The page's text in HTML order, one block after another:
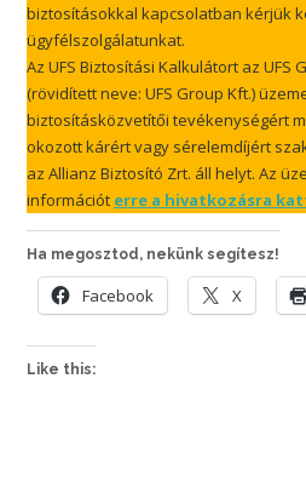
biztosításokkal kapcsolatban kérjük
ügyfélszolgálatunkat.
Az UFS Biztosítási Kalkulátort az UFS
(rövidített neve: UFS Group Kft.)
biztosításközvetítői tevékenységért
okozott kárért vagy sérelemdíjért
az Allianz Biztosító Zrt. áll helyt. Az
információt erre a hivatkozásra
Ha megosztod, nekünk segítesz!
Facebook X
Like this: